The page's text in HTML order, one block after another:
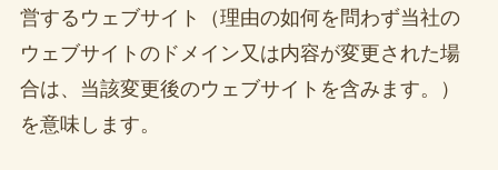
営するウェブサイト（理由の如何を問わず当社の
ウェブサイトのドメイン又は内容が変更された場
合は、当該変更後のウェブサイトを含みます。）
を意味します。